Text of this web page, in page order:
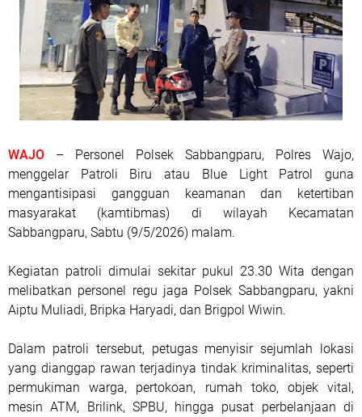
WAJO – Personel Polsek Sabbangparu, Polres Wajo,
menggelar Patroli Biru atau Blue Light Patrol guna
mengantisipasi gangguan keamanan dan ketertiban
masyarakat (kamtibmas) di wilayah Kecamatan
Sabbangparu, Sabtu (9/5/2026) malam.
Kegiatan patroli dimulai sekitar pukul 23.30 Wita dengan
melibatkan personel regu jaga Polsek Sabbangparu, yakni
Aiptu Muliadi, Bripka Haryadi, dan Brigpol Wiwin.
Dalam patroli tersebut, petugas menyisir sejumlah lokasi
yang dianggap rawan terjadinya tindak kriminalitas, seperti
permukiman warga, pertokoan, rumah toko, objek vital,
mesin ATM, Brilink, SPBU, hingga pusat perbelanjaan di